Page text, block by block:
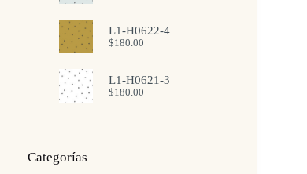
L1-H0622-4
$180.00
L1-H0621-3
$180.00
Categorías